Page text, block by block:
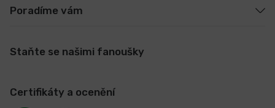
Poradíme vám
Staňte se našimi fanoušky
Certifikáty a ocenění